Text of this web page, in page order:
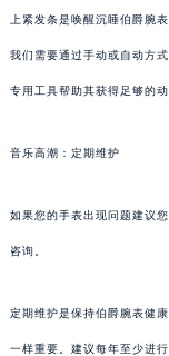
上紧发条是唤醒沉睡伯爵腕
我们需要通过手动或自动方
专用工具帮助其获得足够的动
音乐高潮：定期维护
如果您的手表出现问题建议
咨询。
定期维护是保持伯爵腕表健
一样重要。建议每年至少进